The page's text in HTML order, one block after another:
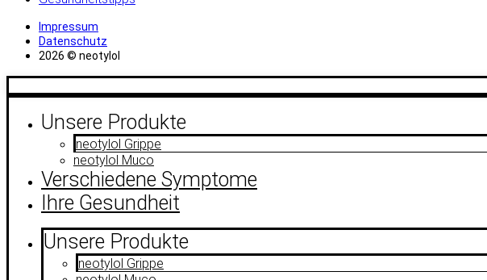
Impressum
Datenschutz
2026 © neotylol
Unsere Produkte
neotylol Grippe
neotylol Muco
Verschiedene Symptome
Ihre Gesundheit
Unsere Produkte
neotylol Grippe